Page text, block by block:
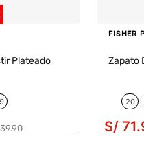
Plateado
.90
FISHER
Zapato
20
S/ 71.